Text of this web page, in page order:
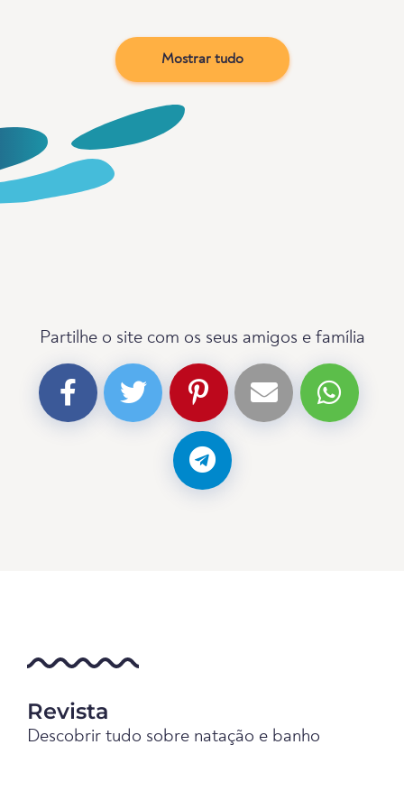
Mostrar tudo
Partilhe o site com os seus amigos e família
Revista
Descobrir tudo sobre natação e banho